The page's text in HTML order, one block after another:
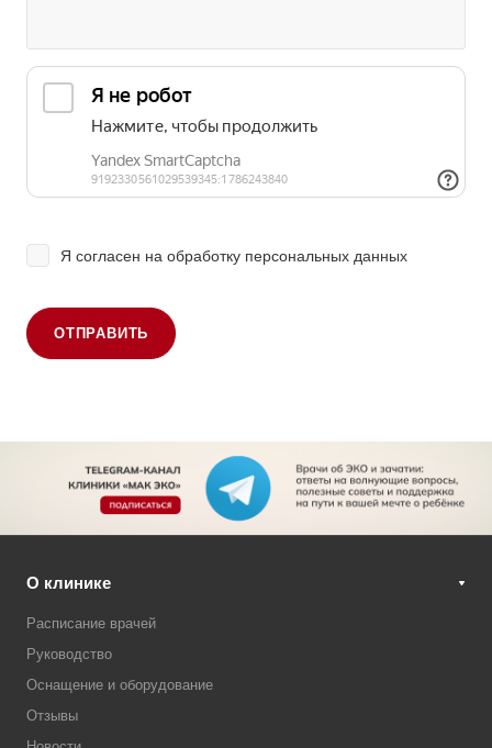
Я согласен на обработку персональных данных
ОТПРАВИТЬ
О клинике
Расписание врачей
Руководство
Оснащение и оборудование
Отзывы